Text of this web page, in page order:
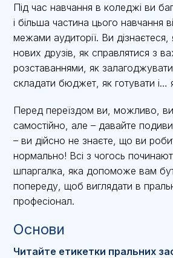
Під час навчання в коледжі ви
і більша частина цього навчання
межами аудиторії. Ви дізнаєтеся,
нових друзів, як справлятися з
розставаннями, як
складати бюджет, як готувати і…
Перед переїздом ви, можливо,
самостійно, але – давайте
– ви дійсно не знаєте, що ви
нормально! Всі з чогось
шпаргалка, яка допоможе вам
попереду, щоб виглядати в
професіонал.
Основи
Читайте етикетки пральних